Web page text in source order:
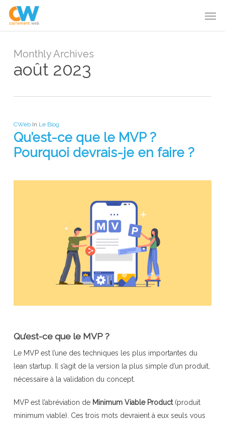
Skip
Monthly Archives
août 2023
CWeb In Le Blog
Qu’est-ce que le MVP ?
Pourquoi devrais-je en faire ?
Qu’est-ce que le MVP ?
Le MVP est l’une des techniques les plus importantes du
lean startup. Il s’agit de la version la plus simple d’un produit,
nécessaire à la validation du concept.
MVP est l’abréviation de Minimum Viable Product(produit
minimum viable). Ces trois mots devraient à eux seuls vous